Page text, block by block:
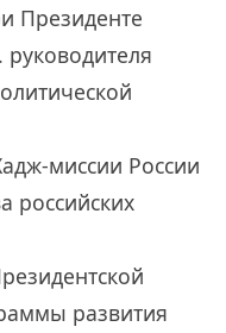
Президенте
миссии России
российских
развития